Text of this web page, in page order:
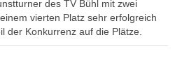
des TV Bühl mit zwei
vierten Platz sehr erfolgreich
der Konkurrenz auf die Plätze.